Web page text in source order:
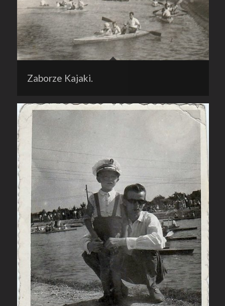
Zaborze Kajaki.